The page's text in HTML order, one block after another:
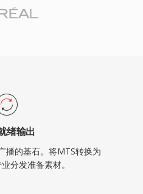
卫星系统，以及全球流通
绪输出
播的基石。将MTS转换为
分发准备素材。